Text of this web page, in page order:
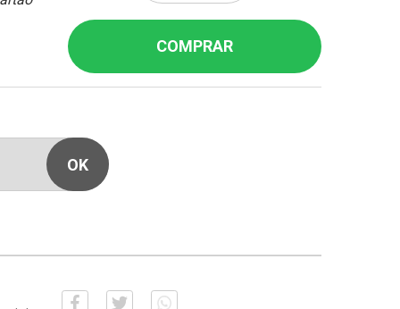
COMPRAR